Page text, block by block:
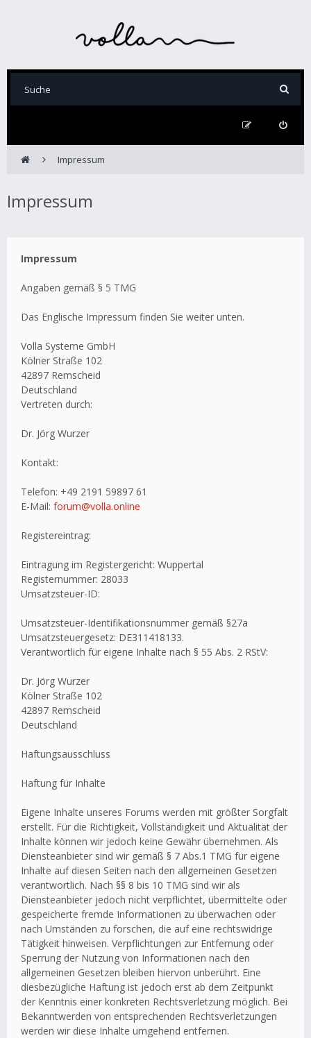
Impressum
Impressum
Impressum
Angaben gemäß § 5 TMG
Das Englische Impressum finden Sie weiter unten.
Volla Systeme GmbH
Kölner Straße 102
42897 Remscheid
Deutschland
Vertreten durch:
Dr. Jörg Wurzer
Kontakt:
Telefon: +49 2191 59897 61
E-Mail: forum@volla.online
Registereintrag:
Eintragung im Registergericht: Wuppertal
Registernummer: 28033
Umsatzsteuer-ID:
Umsatzsteuer-Identifikationsnummer gemäß §27a
Umsatzsteuergesetz: DE311418133.
Verantwortlich für eigene Inhalte nach § 55 Abs. 2 RStV:
Dr. Jörg Wurzer
Kölner Straße 102
42897 Remscheid
Deutschland
Haftungsausschluss
Haftung für Inhalte
Eigene Inhalte unseres Forums werden mit größter Sorgfalt
erstellt. Für die Richtigkeit, Vollständigkeit und Aktualität der
Inhalte können wir jedoch keine Gewähr übernehmen. Als
Diensteanbieter sind wir gemäß § 7 Abs.1 TMG für eigene
Inhalte auf diesen Seiten nach den allgemeinen Gesetzen
verantwortlich. Nach §§ 8 bis 10 TMG sind wir als
Diensteanbieter jedoch nicht verpflichtet, übermittelte oder
gespeicherte fremde Informationen zu überwachen oder
nach Umständen zu forschen, die auf eine rechtswidrige
Tätigkeit hinweisen. Verpflichtungen zur Entfernung oder
Sperrung der Nutzung von Informationen nach den
allgemeinen Gesetzen bleiben hiervon unberührt. Eine
diesbezügliche Haftung ist jedoch erst ab dem Zeitpunkt
der Kenntnis einer konkreten Rechtsverletzung möglich. Bei
Bekanntwerden von entsprechenden Rechtsverletzungen
werden wir diese Inhalte umgehend entfernen.